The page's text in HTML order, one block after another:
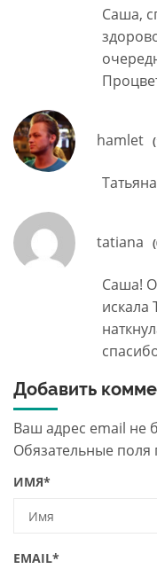
Саша,
hamlet
tatiana
Саша!
искала
Добавить
Ваш адрес email не
Обязательные
ИМЯ*
EMAIL*